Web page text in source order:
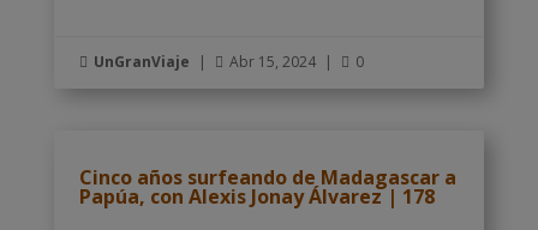
 UnGranViaje |  Abr 15, 2024 |  0
Cinco años surfeando de Madagascar a
Papúa, con Alexis Jonay Álvarez | 178